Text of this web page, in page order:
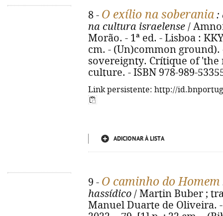
8 - O exílio na soberania :
na cultura israelense /
Morão. - 1ª ed. - Lisboa :
cm. - (Un)common
sovereignty. Crítique of
culture. - ISBN 978-989-
Link persistente: http://
ADICIONAR À LISTA
9 - O caminho do Homem
hassídico / Martin Buber ;
Manuel Duarte de Oliveira.